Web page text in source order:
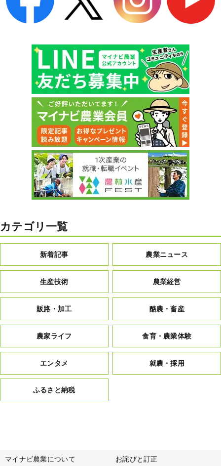
カテゴリ一覧
新着記事 農業ニュース
生産技術 農業経営
販路・加工 酪農・畜産
農家ライフ 食育・農業体験
エンタメ 就農・採用
ふるさと納税
マイナビ農業について お詫びと訂正